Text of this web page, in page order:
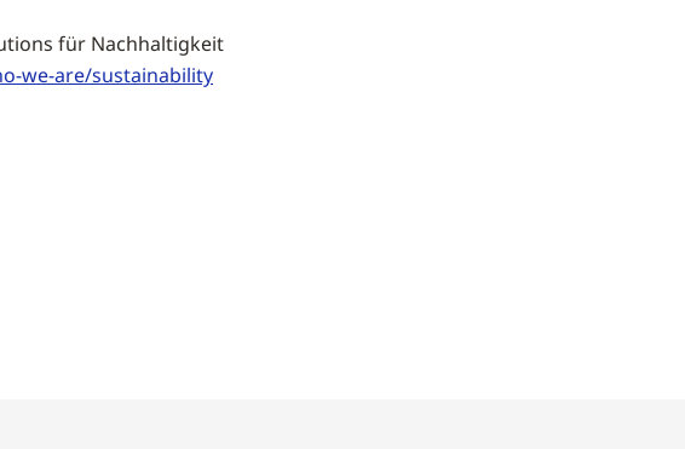
für Nachhaltigkeit
we-are/sustainability